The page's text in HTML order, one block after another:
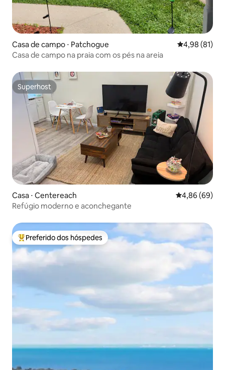
Casa de campo ⋅ Patchogue 4,98 de uma
4,98 (81)
Casa de campo na praia com os pés na areia
Superhost
Superhost
Casa ⋅ Centereach 4,86 de uma
4,86 (69)
Refúgio moderno e aconchegante
Entre os melhores preferidos dos hóspedes
Preferido dos hóspedes